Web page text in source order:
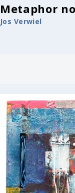
Metaphor
Jos Verwiel